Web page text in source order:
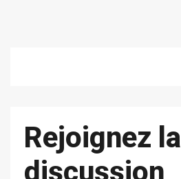
Rejoignez la
discussion